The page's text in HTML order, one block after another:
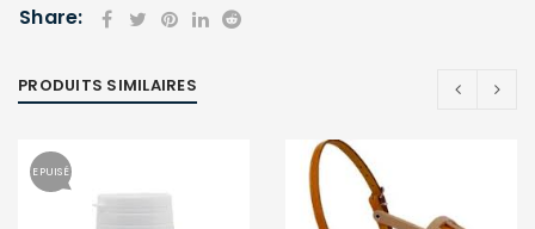
ou e-mail*
Share:
PRODUITS SIMILAIRES
EPUISÉ